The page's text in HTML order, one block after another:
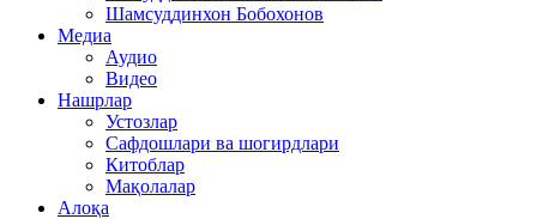
Шамсуддинхон Бобохонов
Медиа
Аудио
Видео
Нашрлар
Устозлар
Сафдошлари ва шогирдлари
Китоблар
Мақолалар
Алоқа